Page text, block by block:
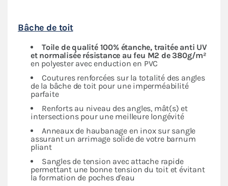
Bâche de toit
Toile de qualité 100% étanche, traitée anti UV
et normalisée résistance au feu M2 de 380g/m²
en polyester avec enduction en PVC
Coutures renforcées sur la totalité des angles
de la bâche de toit pour une imperméabilité
parfaite
Renforts au niveau des angles, mât(s) et
intersections pour une meilleure longévité
Anneaux de haubanage en inox sur sangle
assurant un arrimage solide de votre barnum
pliant
Sangles de tension avec attache rapide
permettant une bonne tension du toit et évitant
la formation de poches d'eau